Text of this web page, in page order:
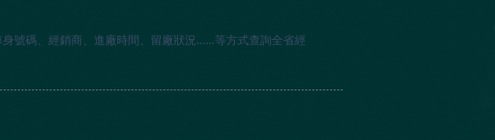
號碼、經銷商、進廠時間、留廠狀況……等方式查詢全省經